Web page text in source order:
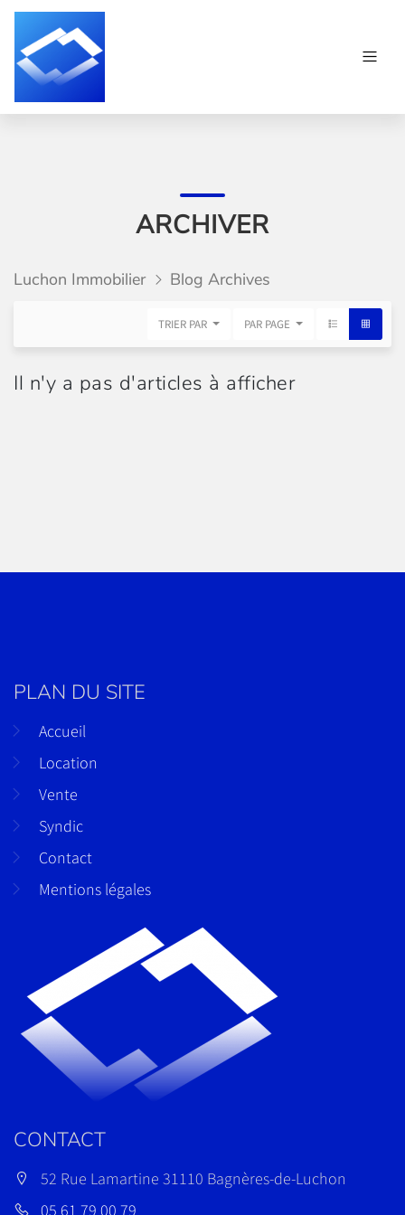
ARCHIVER
Luchon Immobilier Blog Archives
TRIER PAR PAR PAGE
Il n'y a pas d'articles à afficher
PLAN DU SITE
Accueil
Location
Vente
Syndic
Contact
Mentions légales
CONTACT
52 Rue Lamartine 31110 Bagnères-de-Luchon
05 61 79 00 79